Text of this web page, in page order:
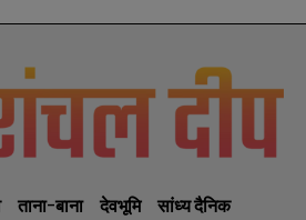
ताना-बाना देवभूमि
सांध्य दैनिक